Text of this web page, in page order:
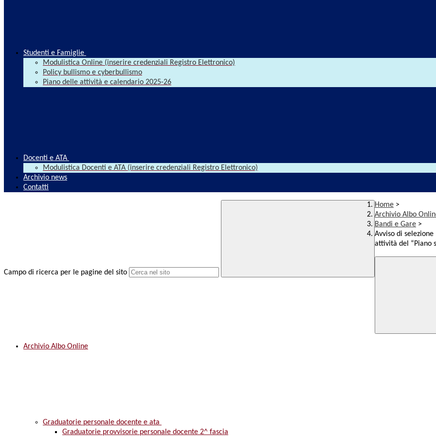
Studenti e Famiglie
Modulistica Online (inserire credenziali Registro Elettronico)
Policy bullismo e cyberbullismo
Piano delle attività e calendario 2025-26
Docenti e ATA
Modulistica Docenti e ATA (inserire credenziali Registro Elettronico)
Archivio news
Contatti
Campo di ricerca per le pagine del sito
Home >
Archivio Albo
Bandi e Gare >
Avviso di
attività del “Piano
Archivio Albo Online
Graduatorie personale docente e ata
Graduatorie provvisorie personale docente 2^ fascia